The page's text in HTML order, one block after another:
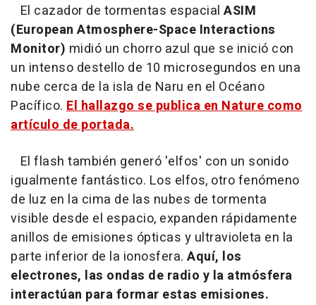
El cazador de tormentas espacial ASIM
(European Atmosphere-Space Interactions
Monitor) midió un chorro azul que se inició con
un intenso destello de 10 microsegundos en una
nube cerca de la isla de Naru en el Océano
Pacífico. El hallazgo se publica en Nature como
artículo de portada.
El flash también generó 'elfos' con un sonido
igualmente fantástico. Los elfos, otro fenómeno
de luz en la cima de las nubes de tormenta
visible desde el espacio, expanden rápidamente
anillos de emisiones ópticas y ultravioleta en la
parte inferior de la ionosfera. Aquí, los
electrones, las ondas de radio y la atmósfera
interactúan para formar estas emisiones.